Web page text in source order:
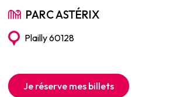
PARC ASTÉRIX
Plailly 60128
Je réserve mes billets